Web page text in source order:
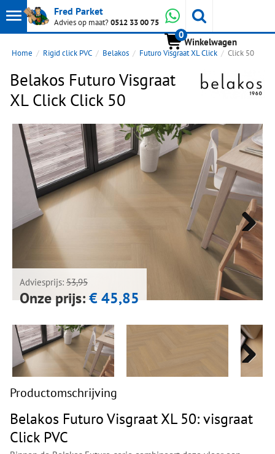
Toon
hoofdmenu
Fred Parket
Advies op maat?0512 33 00 75 Whatsapp
0
Winkelwagen
Home Rigid click PVC Belakos Futuro Visgraat XL Click Click 50
Belakos Futuro Visgraat
XL Click Click 50
Adviesprijs: 53,95
Onze prijs:€ 45,85
Next
Next
Next
Next
Productomschrijving
Belakos Futuro Visgraat XL 50: visgraat
Click PVC